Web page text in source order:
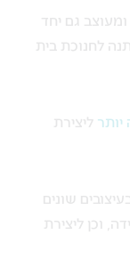
גם יחד
לחנוכת בית
ליצירת
שונים
וכן ליצירת